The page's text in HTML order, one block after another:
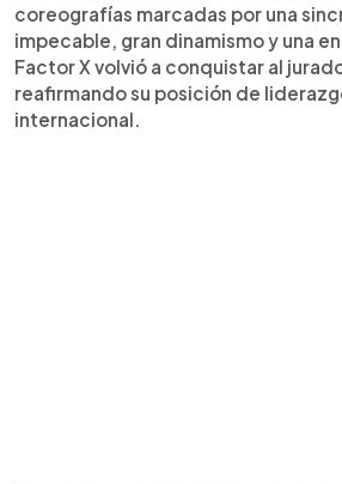
coreografías marcadas por una
impecable, gran dinamismo y una
Factor X volvió a conquistar al
reafirmando su posición de
internacional.